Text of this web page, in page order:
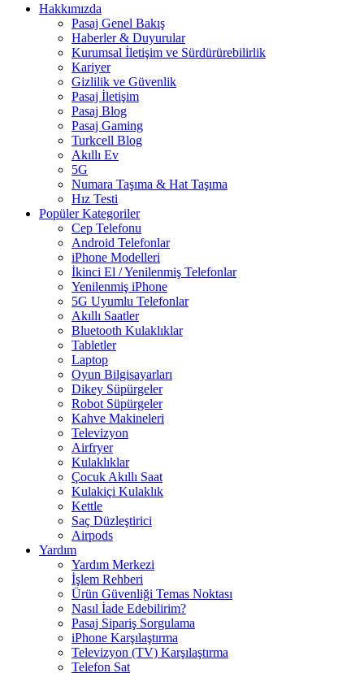
Hakkımızda
Pasaj Genel Bakış
Haberler & Duyurular
Kurumsal İletişim ve Sürdürürebilirlik
Kariyer
Gizlilik ve Güvenlik
Pasaj İletişim
Pasaj Blog
Pasaj Gaming
Turkcell Blog
Akıllı Ev
5G
Numara Taşıma & Hat Taşıma
Hız Testi
Popüler Kategoriler
Cep Telefonu
Android Telefonlar
iPhone Modelleri
İkinci El / Yenilenmiş Telefonlar
Yenilenmiş iPhone
5G Uyumlu Telefonlar
Akıllı Saatler
Bluetooth Kulaklıklar
Tabletler
Laptop
Oyun Bilgisayarları
Dikey Süpürgeler
Robot Süpürgeler
Kahve Makineleri
Televizyon
Airfryer
Kulaklıklar
Çocuk Akıllı Saat
Kulakiçi Kulaklık
Kettle
Saç Düzleştirici
Airpods
Yardım
Yardım Merkezi
İşlem Rehberi
Ürün Güvenliği Temas Noktası
Nasıl İade Edebilirim?
Pasaj Sipariş Sorgulama
iPhone Karşılaştırma
Televizyon (TV) Karşılaştırma
Telefon Sat